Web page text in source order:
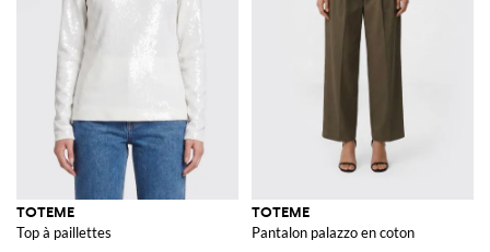
TOTEME
Top à paillettes
TOTEME
Pantalon palazzo en coton